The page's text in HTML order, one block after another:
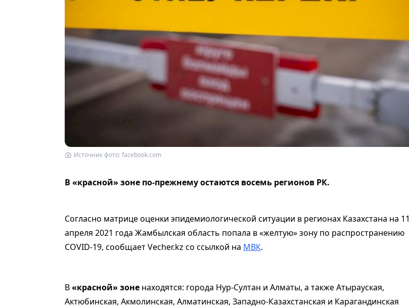
Источник фото: facebook.com
В «красной» зоне по-прежнему остаются восемь регионов РК.
Согласно матрице оценки эпидемиологической ситуации в регионах Казахстана на 11
апреля 2021 года Жамбылская область попала в «желтую» зону по распространению
COVID-19, сообщает Vecher.kz со ссылкой на МВК.
В«красной» зоне находятся: города Нур-Султан и Алматы, а также Атырауская,
Актюбинская, Акмолинская, Алматинская, Западно-Казахстанская и Карагандинская